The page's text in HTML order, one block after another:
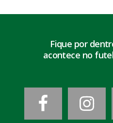
Fique por
acontece no